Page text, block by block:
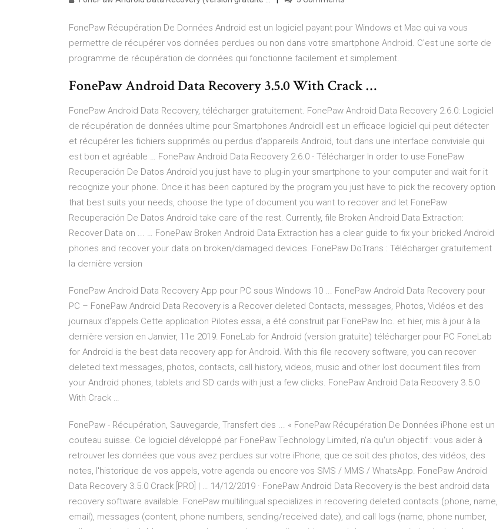
FonePaw Récupération De Données Android est un logiciel payant pour Windows et Mac qui va vous
permettre de récupérer vos données perdues ou non dans votre smartphone Android. C'est une sorte de
programme de récupération de données qui fonctionne facilement et simplement.
FonePaw Android Data Recovery 3.5.0 With Crack …
FonePaw Android Data Recovery, télécharger gratuitement. FonePaw Android Data Recovery 2.6.0: Logiciel
de récupération de données ultime pour Smartphones AndroidIl est un efficace logiciel qui peut détecter
et récupérer les fichiers supprimés ou perdus d'appareils Android, tout dans une interface conviviale qui
est bon et agréable … FonePaw Android Data Recovery 2.6.0 - Télécharger In order to use FonePaw
Recuperación De Datos Android you just have to plug-in your smartphone to your computer and wait for it
recognize your phone. Once it has been captured by the program you just have to pick the recovery option
that best suits your needs, choose the type of document you want to recover and let FonePaw
Recuperación De Datos Android take care of the rest. Currently, file Broken Android Data Extraction:
Recover Data on ... … FonePaw Broken Android Data Extraction has a clear guide to fix your bricked Android
phones and recover your data on broken/damaged devices. FonePaw DoTrans : Télécharger gratuitement
la dernière version
FonePaw Android Data Recovery App pour PC sous Windows 10 ... FonePaw Android Data Recovery pour
PC – FonePaw Android Data Recovery is a Recover deleted Contacts, messages, Photos, Vidéos et des
journaux d'appels.Cette application Pilotes essai, a été construit par FonePaw Inc. et hier, mis à jour à la
dernière version en Janvier, 11e 2019. FoneLab for Android (version gratuite) télécharger pour PC FoneLab
for Android is the best data recovery app for Android. With this file recovery software, you can recover
deleted text messages, photos, contacts, call history, videos, music and other lost document files from
your Android phones, tablets and SD cards with just a few clicks. FonePaw Android Data Recovery 3.5.0
With Crack …
FonePaw - Récupération, Sauvegarde, Transfert des ... « FonePaw Récupération De Données iPhone est un
couteau suisse. Ce logiciel développé par FonePaw Technology Limited, n'a qu'un objectif : vous aider à
retrouver les données que vous avez perdues sur votre iPhone, que ce soit des photos, des vidéos, des
notes, l'historique de vos appels, votre agenda ou encore vos SMS / MMS / WhatsApp. FonePaw Android
Data Recovery 3.5.0 Crack [PRO] | … 14/12/2019 · FonePaw Android Data Recovery is the best android data
recovery software available. FonePaw multilingual specializes in recovering deleted contacts (phone, name,
email), messages (content, phone numbers, sending/received date), and call logs (name, phone number,